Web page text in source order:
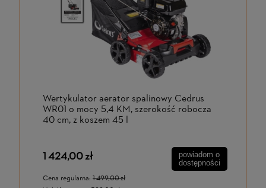
Wertykulator aerator spalinowy Cedrus
WR01 o mocy 5,4 KM, szerokość robocza
40 cm, z koszem 45 l
1 424,00 zł
Cena regularna: 1 499,00 zł
powiadom o
dostępności